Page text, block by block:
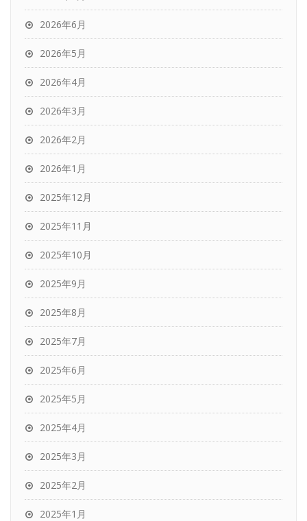
2026年6月
2026年5月
2026年4月
2026年3月
2026年2月
2026年1月
2025年12月
2025年11月
2025年10月
2025年9月
2025年8月
2025年7月
2025年6月
2025年5月
2025年4月
2025年3月
2025年2月
2025年1月